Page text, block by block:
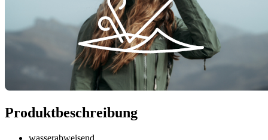
Produktbeschreibung